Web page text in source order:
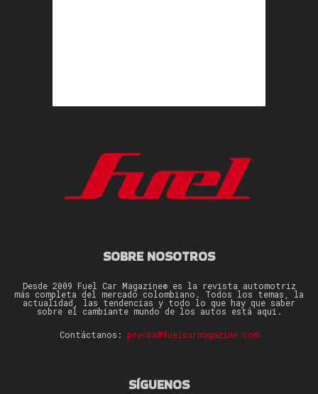
SOBRE NOSOTROS
Desde 2009 Fuel Car Magazine® es la revista automotriz
más completa del mercado colombiano. Todos los temas, la
actualidad, las tendencias y todo lo que hay que saber
sobre el cambiante mundo de los autos está aquí.
Contáctanos: prensa@fuelcarmagazine.com
SÍGUENOS